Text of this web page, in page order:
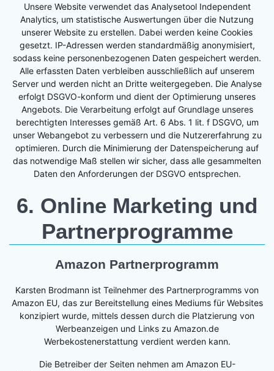
Unsere Website verwendet das Analysetool Independent
Analytics, um statistische Auswertungen über die Nutzung
unserer Website zu erstellen. Dabei werden keine Cookies
gesetzt. IP-Adressen werden standardmäßig anonymisiert,
sodass keine personenbezogenen Daten gespeichert werden.
Alle erfassten Daten verbleiben ausschließlich auf unserem
Server und werden nicht an Dritte weitergegeben. Die Analyse
erfolgt DSGVO-konform und dient der Optimierung unseres
Angebots. Die Verarbeitung erfolgt auf Grundlage unseres
berechtigten Interesses gemäß Art. 6 Abs. 1 lit. f DSGVO, um
unser Webangebot zu verbessern und die Nutzererfahrung zu
optimieren. Durch die Minimierung der Datenspeicherung auf
das notwendige Maß stellen wir sicher, dass alle gesammelten
Daten den Anforderungen der DSGVO entsprechen.
6. Online Marketing und
Partnerprogramme
Amazon Partnerprogramm
Karsten Brodmann ist Teilnehmer des Partnerprogramms von
Amazon EU, das zur Bereitstellung eines Mediums für Websites
konzipiert wurde, mittels dessen durch die Platzierung von
Werbeanzeigen und Links zu Amazon.de
Werbekostenerstattung verdient werden kann.
Die Betreiber der Seiten nehmen am Amazon EU-